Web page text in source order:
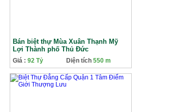
Bán biệt thự Mùa Xuân Thạnh Mỹ
Lợi Thành phố Thủ Đức
Giá : 92 Tỷ Diện tích 550 m